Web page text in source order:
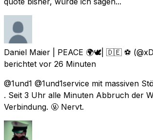
Daniel Maier | PEACE 🌍🕊| 🇩🇪 ⚽️
berichtet vor 26 Minuten
@1und1 @1und1service mit massiven
. Seit 3 Uhr alle Minuten Abbruch der
Verbindung. 🤬 Nervt.